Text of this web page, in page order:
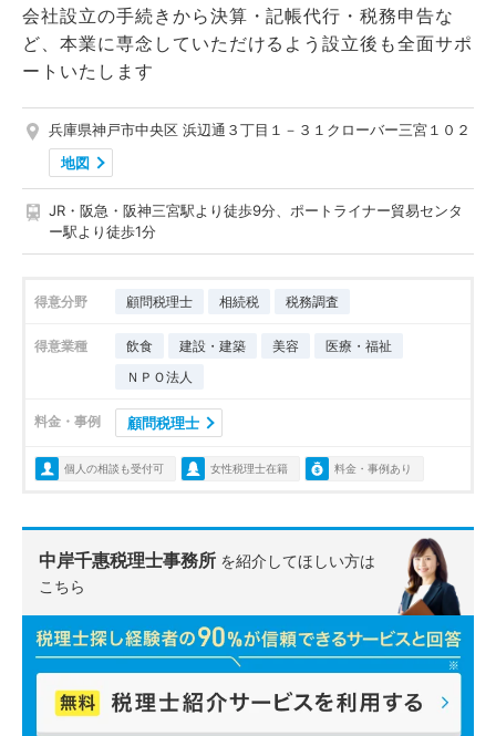
会社設立の手続きから決算・記帳代行・税務申告な
ど、本業に専念していただけるよう設立後も全面サポ
ートいたします
兵庫県神戸市中央区 浜辺通３丁目１－３１クローバー三宮１０２
地図
JR・阪急・阪神三宮駅より徒歩9分、ポートライナー貿易センタ
ー駅より徒歩1分
得意分野 顧問税理士 相続税 税務調査
得意業種 飲食 建設・建築 美容
医療・福祉
ＮＰＯ法人
料金・事例 顧問税理士
個人の相談も受付可 女性税理士在籍 料金・事例あり
中岸千惠税理士事務所 を紹介してほしい方は
こちら